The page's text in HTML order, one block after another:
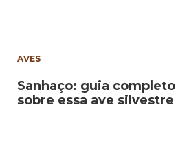
AVES
Sanhaço: guia completo
sobre essa ave silvestre